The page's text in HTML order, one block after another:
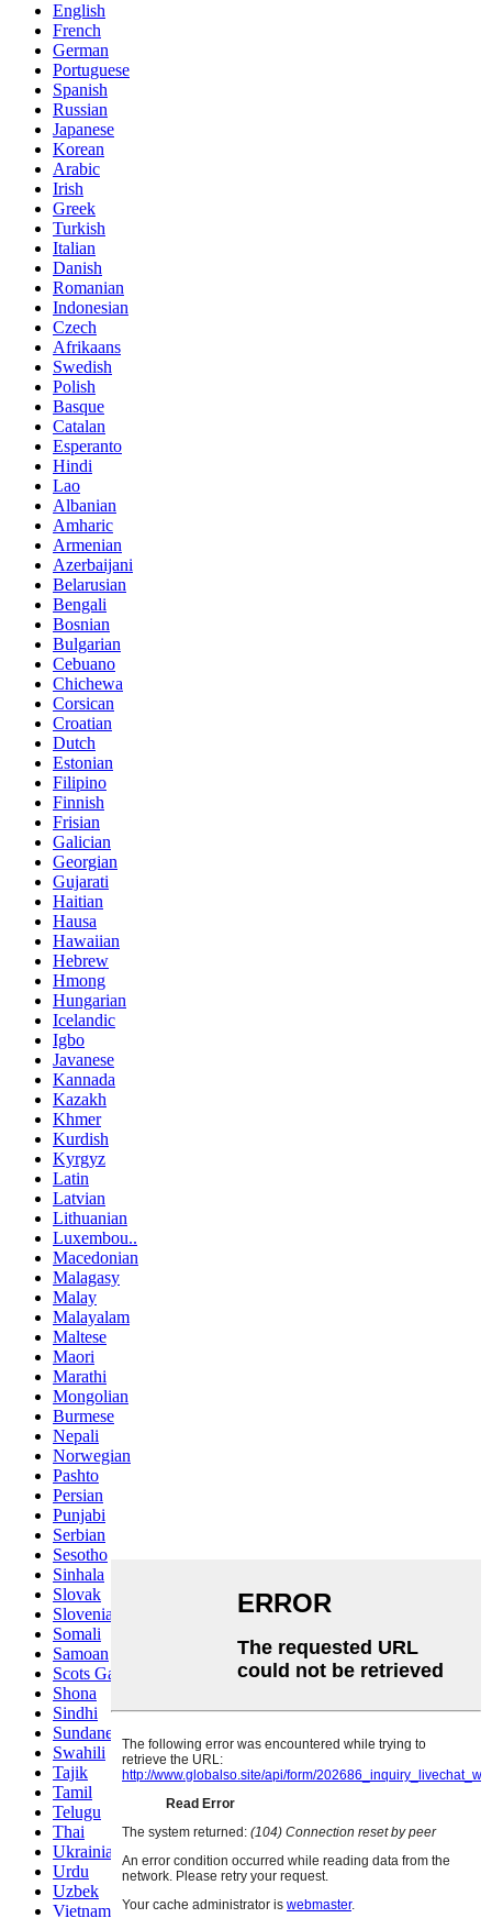
English
French
German
Portuguese
Spanish
Russian
Japanese
Korean
Arabic
Irish
Greek
Turkish
Italian
Danish
Romanian
Indonesian
Czech
Afrikaans
Swedish
Polish
Basque
Catalan
Esperanto
Hindi
Lao
Albanian
Amharic
Armenian
Azerbaijani
Belarusian
Bengali
Bosnian
Bulgarian
Cebuano
Chichewa
Corsican
Croatian
Dutch
Estonian
Filipino
Finnish
Frisian
Galician
Georgian
Gujarati
Haitian
Hausa
Hawaiian
Hebrew
Hmong
Hungarian
Icelandic
Igbo
Javanese
Kannada
Kazakh
Khmer
Kurdish
Kyrgyz
Latin
Latvian
Lithuanian
Luxembou..
Macedonian
Malagasy
Malay
Malayalam
Maltese
Maori
Marathi
Mongolian
Burmese
Nepali
Norwegian
Pashto
Persian
Punjabi
Serbian
Sesotho
Sinhala
Slovak
Slovenian
Somali
Samoan
Scots Gaelic
Shona
Sindhi
Sundanese
Swahili
Tajik
Tamil
Telugu
Thai
Ukrainian
Urdu
Uzbek
Vietnamese